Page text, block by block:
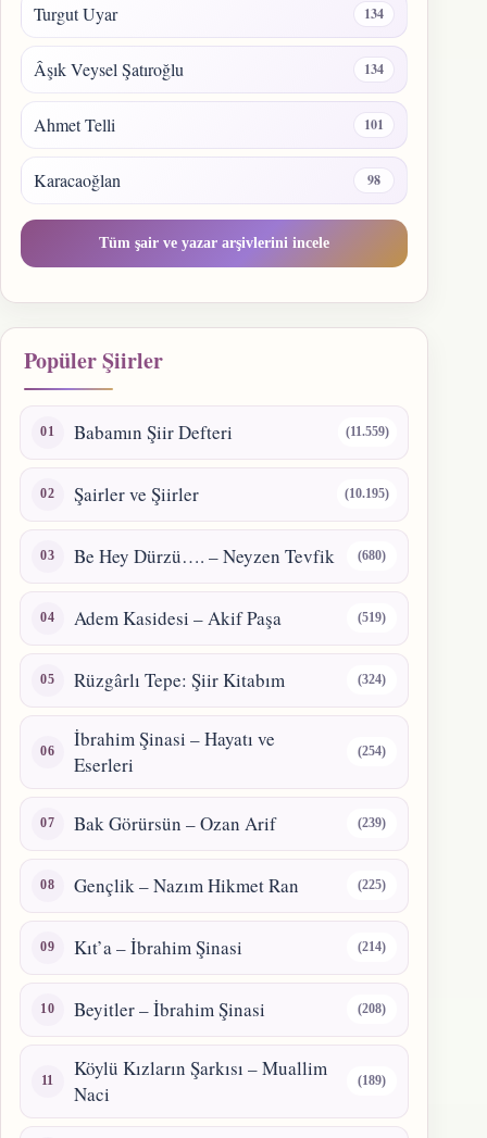
Turgut Uyar 134
Âşık Veysel Şatıroğlu 134
Ahmet Telli 101
Karacaoğlan 98
Tüm şair ve yazar arşivlerini incele
Popüler Şiirler
Babamın Şiir Defteri (11.559)
Şairler ve Şiirler (10.195)
Be Hey Dürzü…. – Neyzen Tevfik (680)
Adem Kasidesi – Akif Paşa (519)
Rüzgârlı Tepe: Şiir Kitabım (324)
İbrahim Şinasi – Hayatı ve
Eserleri
(254)
Bak Görürsün – Ozan Arif (239)
Gençlik – Nazım Hikmet Ran (225)
Kıt’a – İbrahim Şinasi (214)
Beyitler – İbrahim Şinasi (208)
Köylü Kızların Şarkısı – Muallim
Naci
(189)